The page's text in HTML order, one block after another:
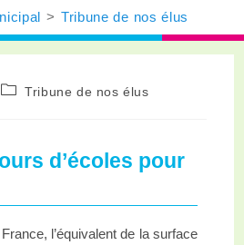
> Tribune de nos élus
Tribune de nos élus
d’écoles pour
l’équivalent de la surface